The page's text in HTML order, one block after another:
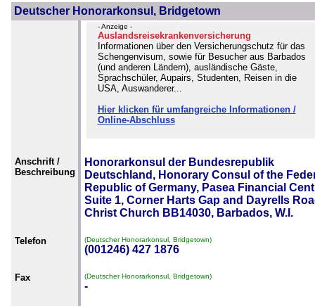
Deutscher Honorarkonsul, Bridgetown
- Anzeige -
Auslandsreisekrankenversicherung
Informationen über den Versicherungschutz für das
Schengenvisum, sowie für Besucher aus Barbados
(und anderen Ländern), ausländische Gäste,
Sprachschüler, Aupairs, Studenten, Reisen in die
USA, Auswanderer...
Hier klicken für umfangreiche Informationen /
Online-Abschluss
Anschrift /
Beschreibung
Honorarkonsul der Bundesrepublik
Deutschland, Honorary Consul of the
Republic of Germany, Pasea Financial
Suite 1, Corner Harts Gap and Dayrells
Christ Church BB14030, Barbados, W.I.
Telefon (Deutscher Honorarkonsul, Bridgetown)
(001246) 427 1876
Fax (Deutscher Honorarkonsul, Bridgetown)
-